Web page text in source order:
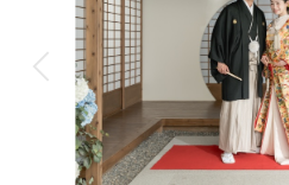
その他含
レタッチ、アテンド、和傘、草履、扇子
和装ならではの本格的な空間で「お手
日本庭園や神社での撮影が叶えられるプ
お二人のご記念のウエディングフォトを
「牛島神社」「旧安田庭園」etc ...